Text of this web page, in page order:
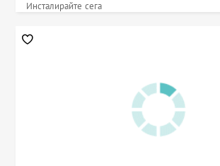
Инсталирайте сега